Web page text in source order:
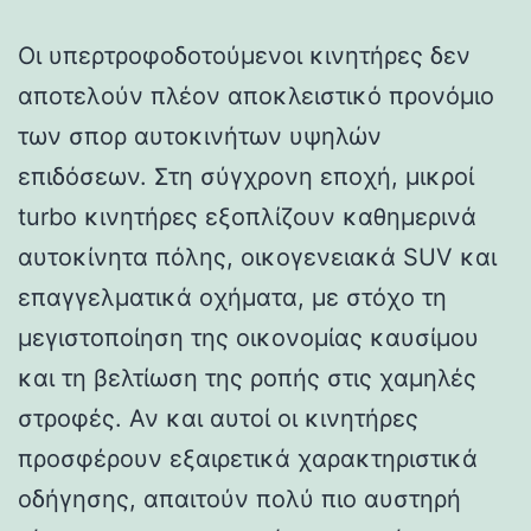
Οι υπερτροφοδοτούμενοι κινητήρες δεν
αποτελούν πλέον αποκλειστικό προνόμιο
των σπορ αυτοκινήτων υψηλών
επιδόσεων. Στη σύγχρονη εποχή, μικροί
turbo κινητήρες εξοπλίζουν καθημερινά
αυτοκίνητα πόλης, οικογενειακά SUV και
επαγγελματικά οχήματα, με στόχο τη
μεγιστοποίηση της οικονομίας καυσίμου
και τη βελτίωση της ροπής στις χαμηλές
στροφές. Αν και αυτοί οι κινητήρες
προσφέρουν εξαιρετικά χαρακτηριστικά
οδήγησης, απαιτούν πολύ πιο αυστηρή